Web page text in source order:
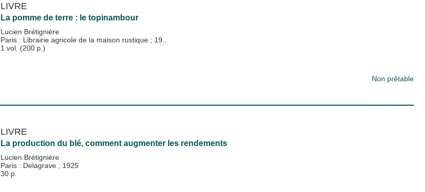
LIVRE
La pomme de terre : le topinambour
Lucien Brétignière
Paris : Librairie agricole de la maison rustique ; 19..
1 vol. (200 p.)
Non prêtable
LIVRE
La production du blé, comment augmenter les rendements
Lucien Brétignière
Paris : Delagrave ; 1925
30 p.